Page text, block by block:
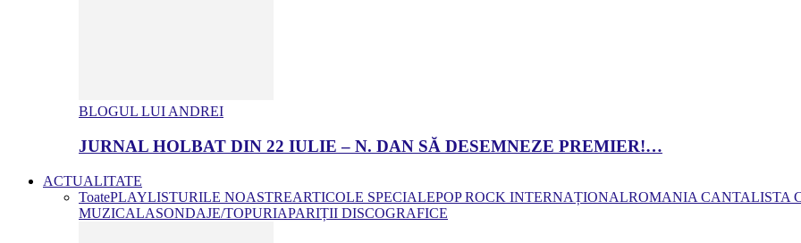
BLOGUL LUI ANDREI
JURNAL HOLBAT DIN 22 IULIE – N. DAN SĂ DESEMNEZE PREMIER!…
ACTUALITATE
ToatePLAYLISTURILE NOASTREARTICOLE SPECIALEPOP ROCK INTERNAȚIONALROMANIA CANTALISTA
MUZICALASONDAJE/TOPURIAPARIȚII DISCOGRAFICE